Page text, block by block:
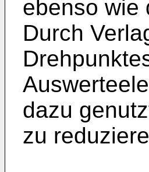
ebenso wie
Durch
dazu
zu